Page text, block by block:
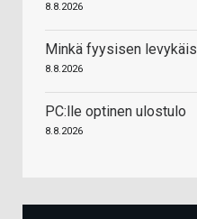
8.8.2026
Minkä fyysisen
8.8.2026
PC:lle optinen ulostulo
8.8.2026